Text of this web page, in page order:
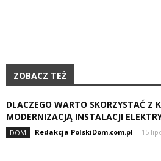
ZOBACZ TEŻ
DLACZEGO WARTO SKORZYSTAĆ Z
MODERNIZACJĄ INSTALACJI
DOM Redakcja PolskiDom.com.pl - 15